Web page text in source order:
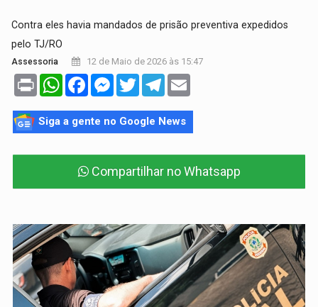
Contra eles havia mandados de prisão preventiva expedidos
pelo TJ/RO
Assessoria 12 de Maio de 2026 às 15:47
Print WhatsAppFacebookMessenger
TwitterTelegram
Siga a gente no Google News
Compartilhar no Whatsapp